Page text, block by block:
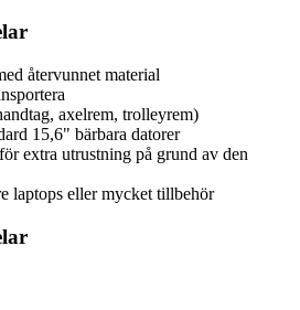
återvunnet material
axelrem, trolleyrem)
15,6" bärbara datorer
extra utrustning på grund av den
laptops eller mycket tillbehör